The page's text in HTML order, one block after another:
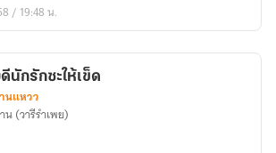
/ 19:48 น.
นักรักซะให้เข็ด
นแหวว
(วารีรำเพย)